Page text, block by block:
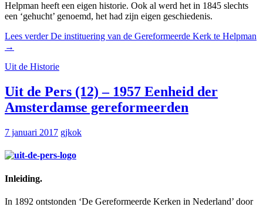
Helpman heeft een eigen historie. Ook al werd het in 1845 slechts
een ‘gehucht’ genoemd, het had zijn eigen geschiedenis.
Lees verderDe instituering van de Gereformeerde Kerk te Helpman
→
Uit de Historie
Uit de Pers (12) – 1957 Eenheid der
Amsterdamse gereformeerden
7 januari 2017 gjkok
Inleiding.
In 1892 ontstonden ‘De Gereformeerde Kerken in Nederland’ door